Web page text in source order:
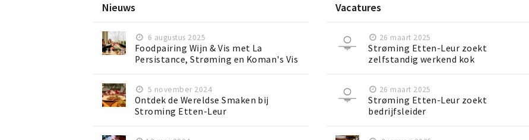
Nieuws
6 augustus 2025
Foodpairing Wijn & Vis met La
Persistance, Strøming en Koman's Vis
5 november 2024
Ontdek de Wereldse Smaken bij
Stroming Etten-Leur
Vacatures
26 maart 2025
Strøming Etten-Leur zoekt
zelfstandig werkend kok
26 maart 2025
Strøming Etten-Leur zoekt
bedrijfsleider